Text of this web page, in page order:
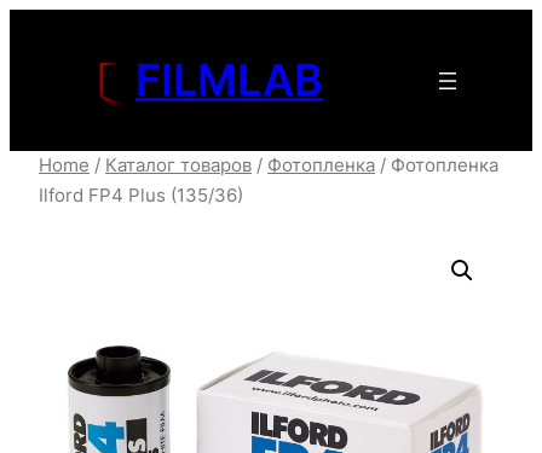
содержимомуFILMLAB
Home / Каталог товаров / Фотопленка / Фотопленка
Ilford FP4 Plus (135/36)